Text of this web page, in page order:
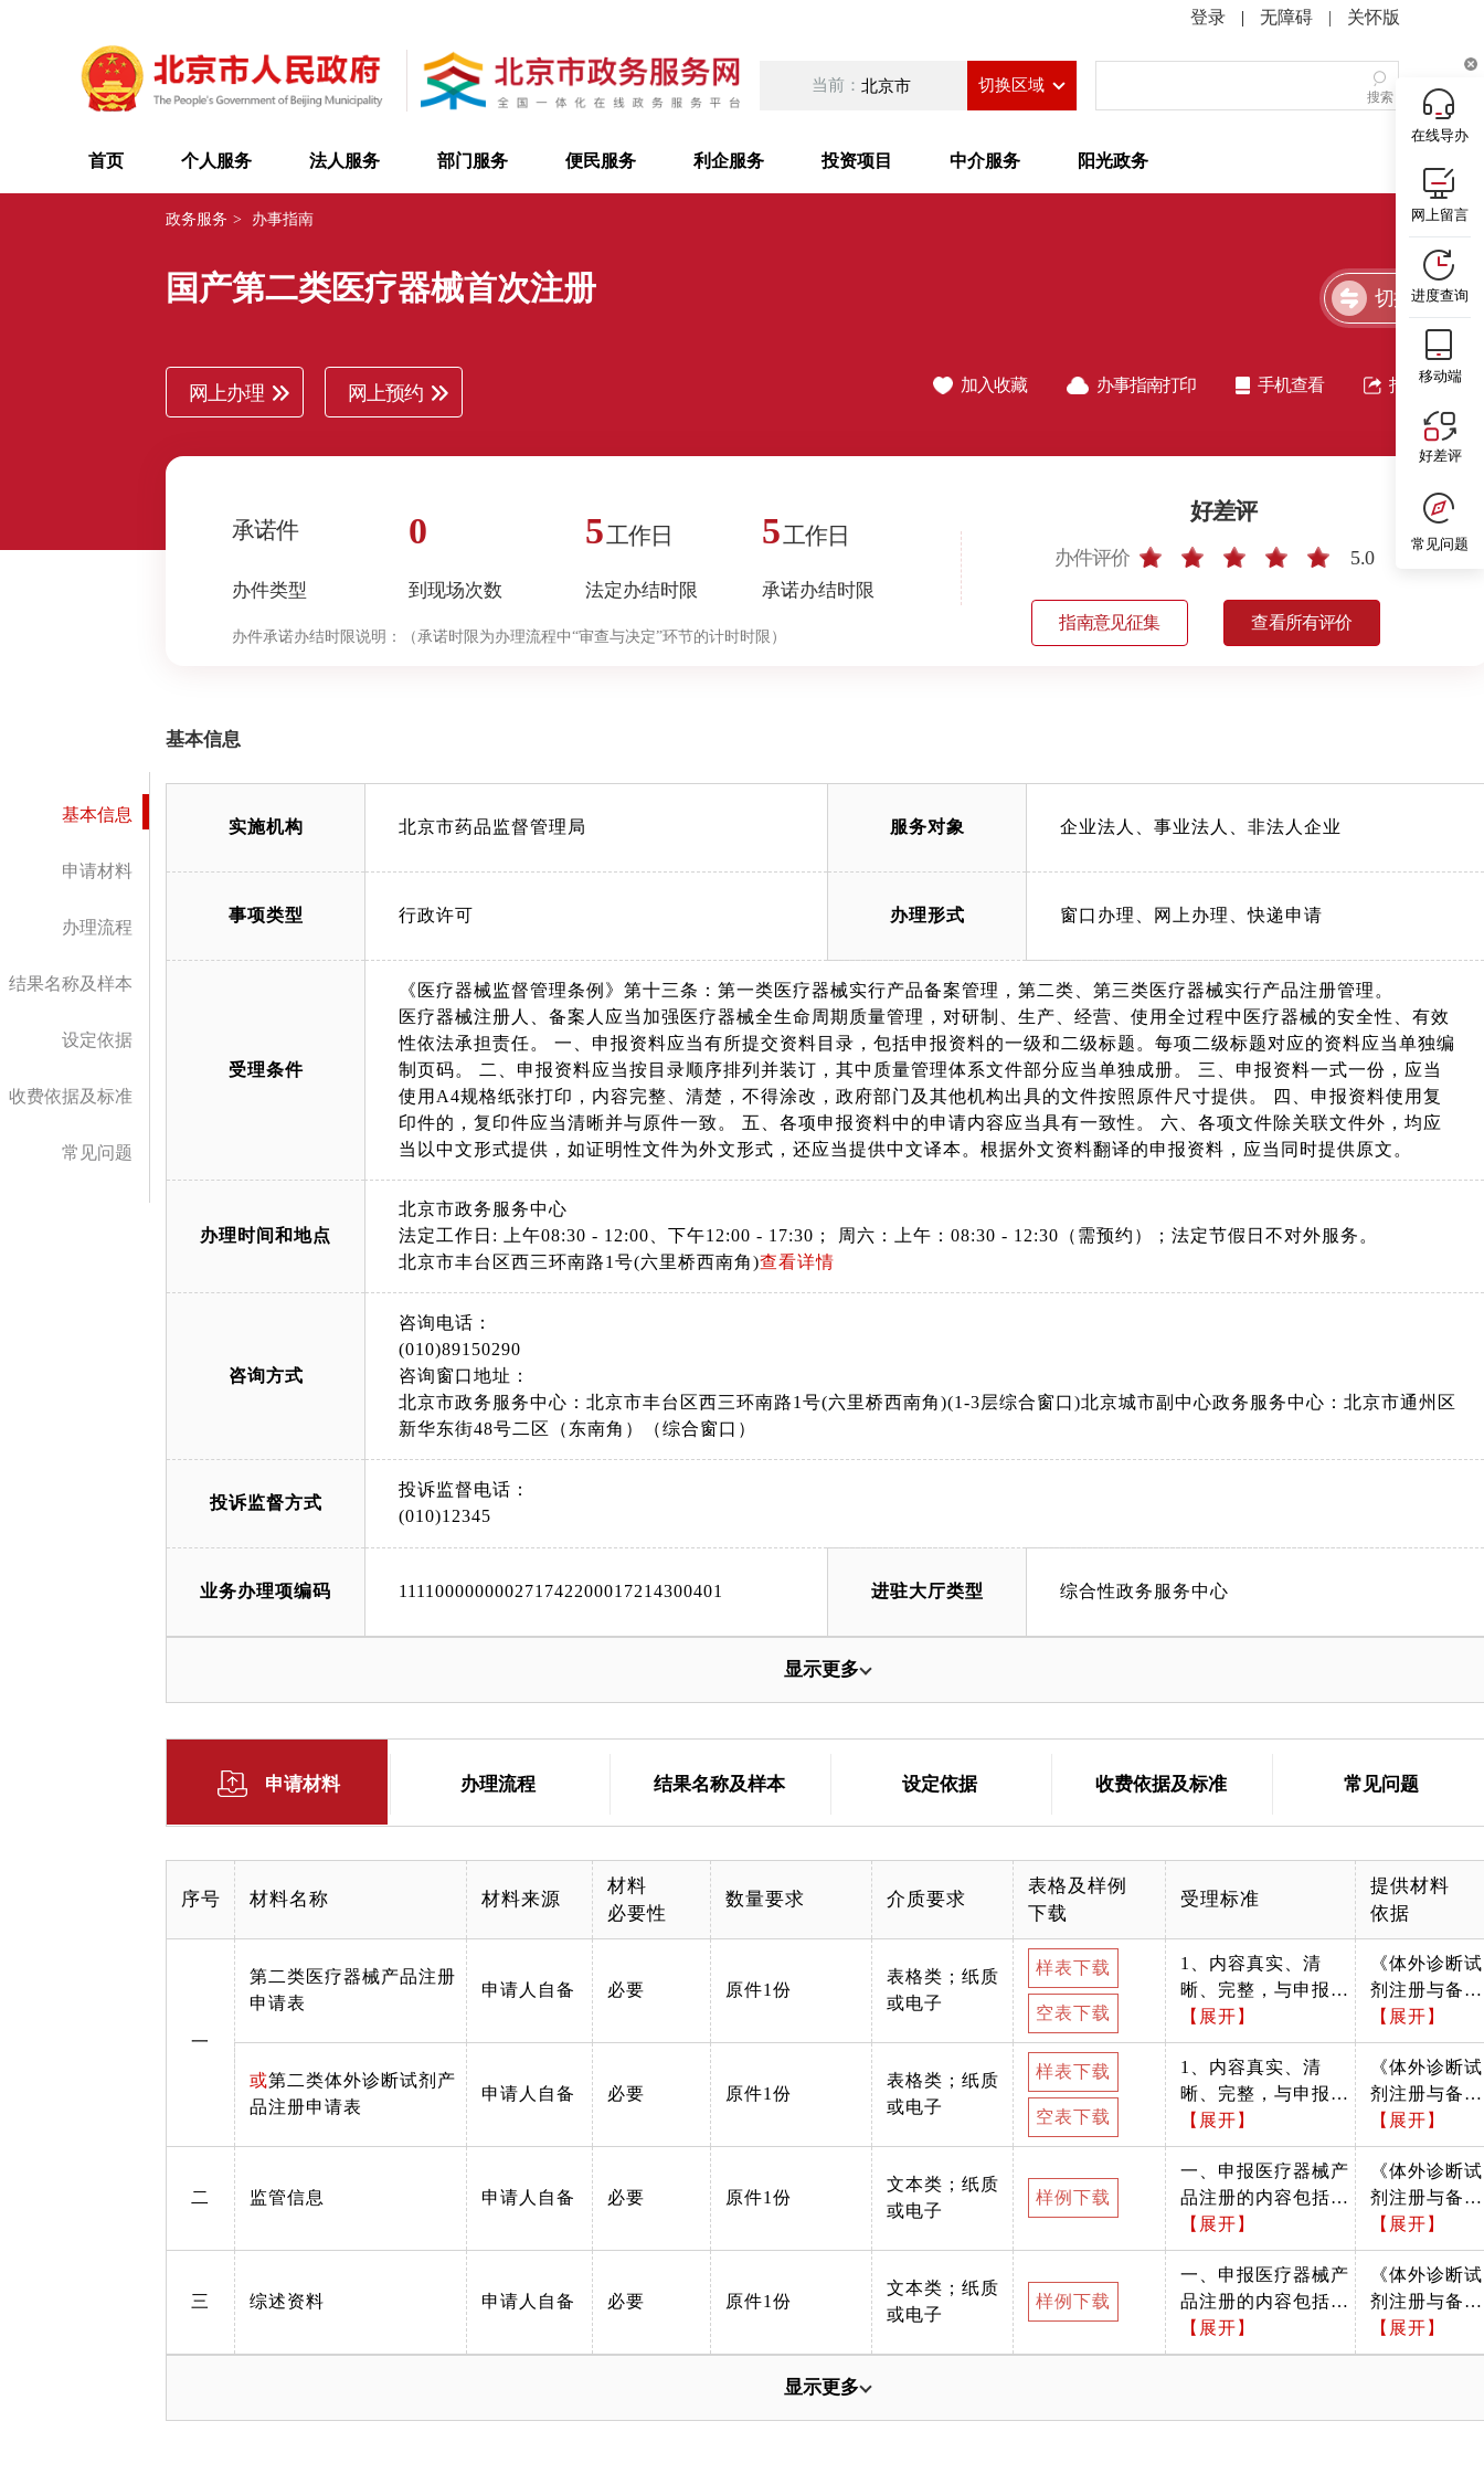
| 无障碍 | 关怀版
当前： 北京市 切换区域
搜索
首页 个人服务 法人服务 部门服务 便民服务 利企服务 投资项目 中介服务 阳光政务
政务服务 > 办事指南
国产第二类医疗器械首次注册 切换简洁版
网上办理 网上预约 加入收藏 办事指南打印 手机查看 指南分享
承诺件
办件类型
0
到现场次数
5工作日
法定办结时限
5工作日
承诺办结时限
好差评
办件评价 5.0
指南意见征集 查看所有评价
办件承诺办结时限说明： （承诺时限为办理流程中“审查与决定”环节的计时时限）
基本信息
申请材料
办理流程
结果名称及样本
设定依据
收费依据及标准
常见问题
基本信息
实施机构 北京市药品监督管理局 服务对象 企业法人、事业法人、非法人企业
事项类型 行政许可 办理形式 窗口办理、网上办理、快递申请
受理条件
《医疗器械监督管理条例》第十三条：第一类医疗器械实行产品备案管理，第二类、第三类医疗器械实行产品注册管理。
医疗器械注册人、备案人应当加强医疗器械全生命周期质量管理，对研制、生产、经营、使用全过程中医疗器械的安全性、有效
性依法承担责任。 一、申报资料应当有所提交资料目录，包括申报资料的一级和二级标题。每项二级标题对应的资料应当单独编
制页码。 二、申报资料应当按目录顺序排列并装订，其中质量管理体系文件部分应当单独成册。 三、申报资料一式一份，应当
使用A4规格纸张打印，内容完整、清楚，不得涂改，政府部门及其他机构出具的文件按照原件尺寸提供。 四、申报资料使用复
印件的，复印件应当清晰并与原件一致。 五、各项申报资料中的申请内容应当具有一致性。 六、各项文件除关联文件外，均应
当以中文形式提供，如证明性文件为外文形式，还应当提供中文译本。根据外文资料翻译的申报资料，应当同时提供原文。
办理时间和地点
北京市政务服务中心
法定工作日: 上午08:30 - 12:00、下午12:00 - 17:30； 周六：上午：08:30 - 12:30（需预约）；法定节假日不对外服务。
北京市丰台区西三环南路1号(六里桥西南角)查看详情
咨询方式
咨询电话：
(010)89150290
咨询窗口地址：
北京市政务服务中心：北京市丰台区西三环南路1号(六里桥西南角)(1-3层综合窗口)北京城市副中心政务服务中心：北京市通州区
新华东街48号二区（东南角）（综合窗口）
投诉监督方式
投诉监督电话：
(010)12345
业务办理项编码 111100000000271742200017214300401 进驻大厅类型 综合性政务服务中心
显示更多
申请材料 办理流程 结果名称及样本 设定依据 收费依据及标准 常见问题
序号 材料名称 材料来源
材料
必要性
数量要求 介质要求
表格及样例
下载
受理标准
提供材料
依据
一
第二类医疗器械产品注册
申请表
申请人自备 必要 原件1份
表格类；纸质
或电子
样表下载
空表下载
1、内容真实、清
晰、完整，与申报资
料一致；2、加盖企
业公章；3、需确认
材料是否按照办事指
南中所列格式递交。
按照填表要求填写。
【展开】
《体外诊断试
剂注册与备案
管理办法》
（市场监管总
局令第47号）
【展开】
或第二类体外诊断试剂产
品注册申请表
申请人自备 必要 原件1份
表格类；纸质
或电子
样表下载
空表下载
1、内容真实、清
晰、完整，与申报资
料一致；2、加盖企
业公章；3、需确认
材料是否按照办事指
南中所列格式递交。
按照填表要求填写。
【展开】
《体外诊断试
剂注册与备案
管理办法》
（市场监管总
局令第47号）
【展开】
二 监管信息 申请人自备 必要 原件1份
文本类；纸质
或电子
样例下载
一、申报医疗器械产
品注册的内容包括：
（一）章节目录 应当
包括本章的所有标题
和小标题，注明目录
中各内容的页码。
（二）术语、缩写词
列表 如适用，应当根
【展开】
《体外诊断试
剂注册与备案
管理办法》
（市场监管总
局令第47号）
【展开】
三 综述资料 申请人自备 必要 原件1份
文本类；纸质
或电子
样例下载
一、申报医疗器械产
品注册的内容包括：
（一）章节目录 应当
包括本章的所有标题
【展开】
《体外诊断试
剂注册与备案
管理办法》
（市场监管总
【展开】
显示更多
在线导办
网上留言
进度查询
移动端
好差评
常见问题